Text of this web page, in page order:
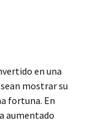
en una
mostrar su
fortuna. En
aumentado